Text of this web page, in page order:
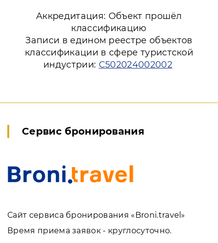
Аккредитация: Объект прошёл
классификацию
Записи в едином реестре объектов
классификации в сфере туристской
индустрии: С502024002002
Сервис бронирования
Сайт сервиса бронирования «Broni.travel»
Время приема заявок - круглосуточно.